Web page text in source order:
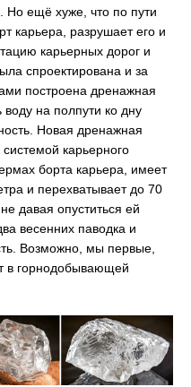
Но ещё хуже, что по пути
карьера, разрушает его и
карьерных дорог и
спроектирована и за
построена дренажная
на полпути ко дну
Новая дренажная
карьерного
борта карьера, имеет
и перехватывает до 70
давая опуститься ей
весенних паводка и
Возможно, мы первые,
в горнодобывающей